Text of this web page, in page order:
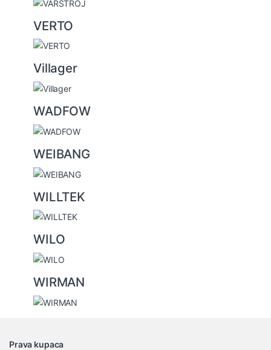
VERTO
Villager
WADFOW
WEIBANG
WILLTEK
WILO
WIRMAN
Prava kupaca